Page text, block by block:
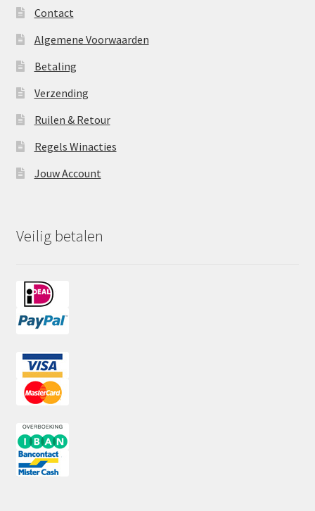
Contact
Algemene Voorwaarden
Betaling
Verzending
Ruilen & Retour
Regels Winacties
Jouw Account
Veilig betalen